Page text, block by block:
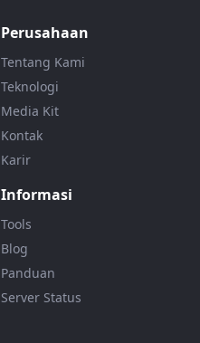
Perusahaan
Tentang Kami
Teknologi
Media Kit
Kontak
Karir
Informasi
Tools
Blog
Panduan
Server Status